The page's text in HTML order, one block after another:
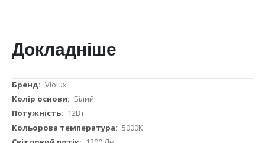
Докладніше
ДокладнішеViolux
Білий
12Вт
5000K